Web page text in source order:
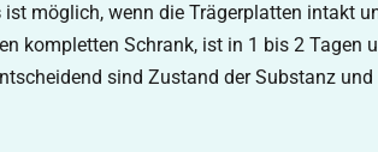
ist möglich, wenn die Trägerplatten intakt
kompletten Schrank, ist in 1 bis 2 Tagen
sind Zustand der Substanz